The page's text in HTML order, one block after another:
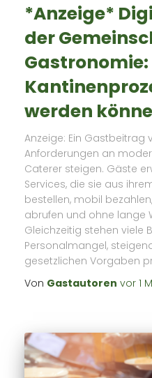
*Anzeige*
der
Gastronomie:
werden
Anzeige: Ein Gastbeitrag
Anforderungen an
Caterer steigen. Gäste
Services, die sie aus
bestellen, mobil
abrufen und ohne lange
Gleichzeitig stehen viele
Personalmangel,
gesetzlichen Vorgaben
Von Gastautoren vor 1